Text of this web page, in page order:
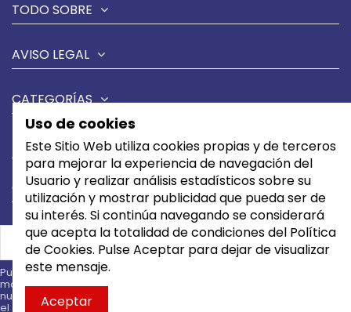
TODO SOBRE
AVISO LEGAL
CATEGORÍAS
MARCAS
CONTÁCTANOS
Puede darse de baja en cualquier
momento. Para ello, consulte
nuestra información de contacto en
el aviso legal.
Uso de cookies
Este Sitio Web utiliza cookies propias y de terceros
para mejorar la experiencia de navegación del
Usuario y realizar análisis estadísticos sobre su
utilización y mostrar publicidad que pueda ser de
su interés. Si continúa navegando se considerará
que acepta la totalidad de condiciones del Política
de Cookies. Pulse Aceptar para dejar de visualizar
este mensaje.
Aceptar